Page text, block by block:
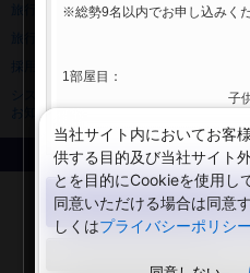
旅行業登録票・約款
お知らせ
Copyright © NIPPON TRAVEL
※総勢9名以内でお申し込みく
1部屋目：
子
検索
閉
当社サイト内においてお客
供する目的及び当社サイト
とを目的にCookieを使用し
同意いただける場合は同意
しくはプライバシーポリシー